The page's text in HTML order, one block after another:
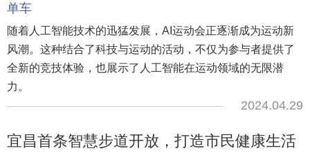
单车
随着人工智能技术的迅猛发展，AI运动会正逐渐成为运动新
风潮。这种结合了科技与运动的活动，不仅为参与者提供了
全新的竞技体验，也展示了人工智能在运动领域的无限潜
力。
2024.04.29
宜昌首条智慧步道开放，打造市民健康生活